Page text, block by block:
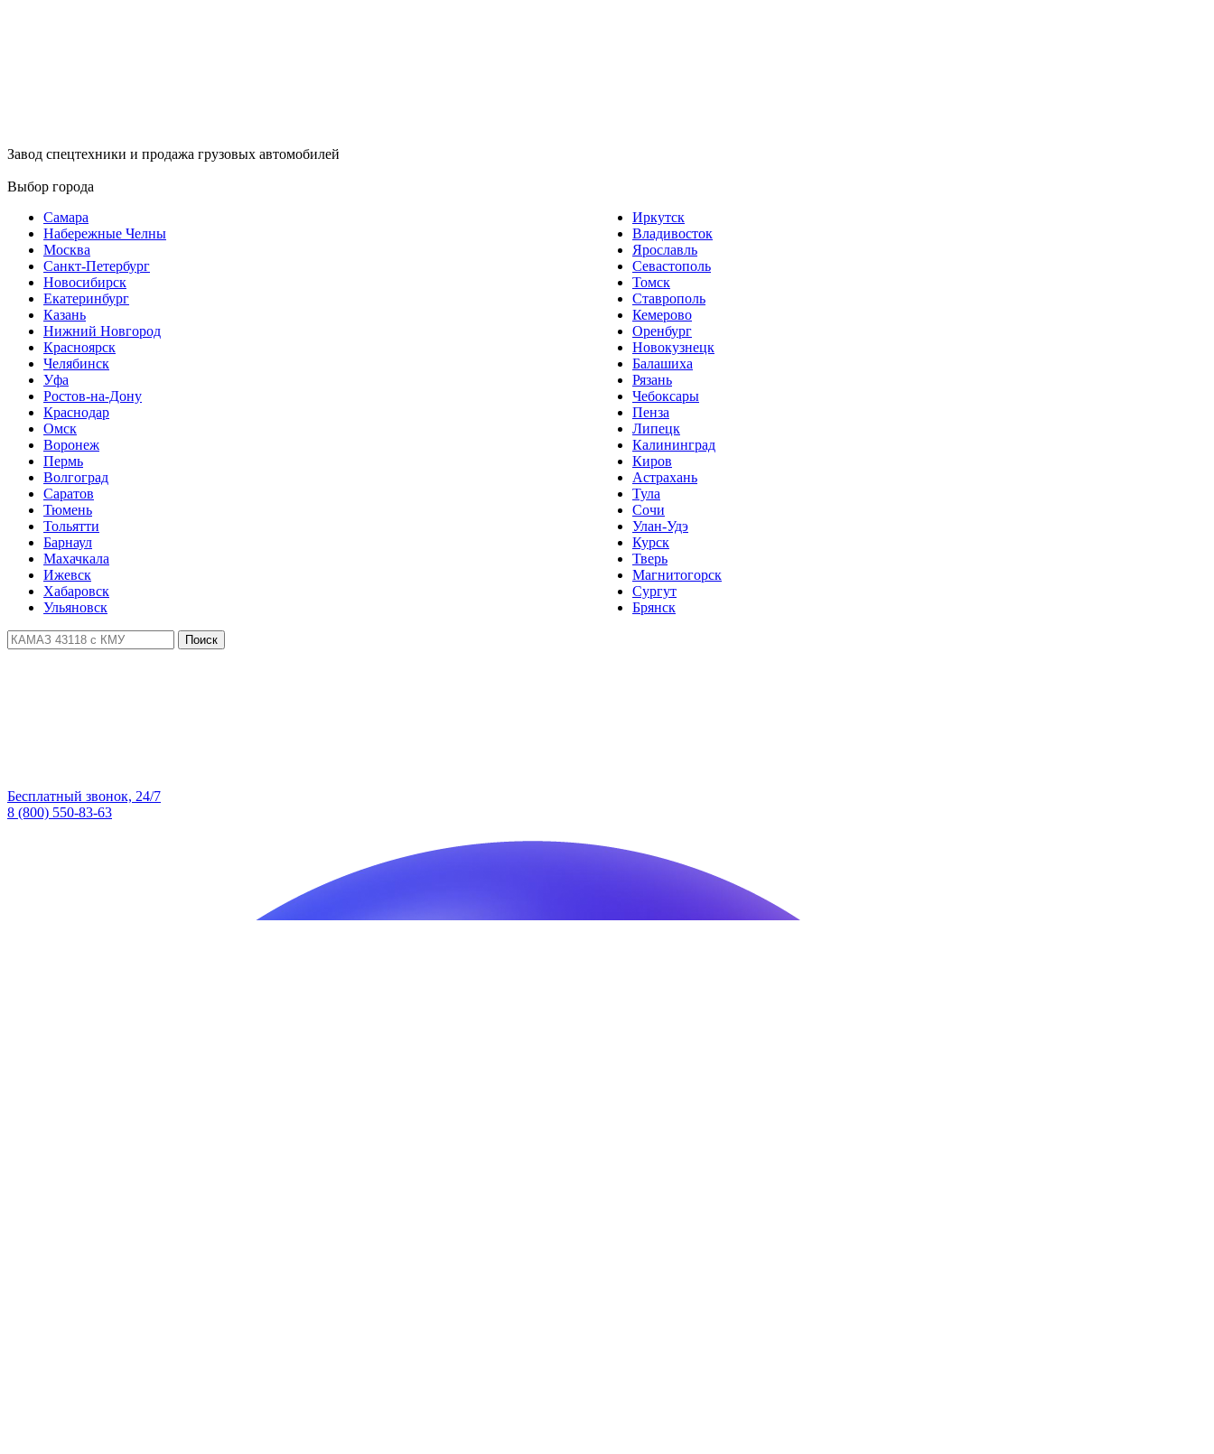
Завод спецтехники и продажа грузовых автомобилей
Выбор города
Самара
Набережные Челны
Москва
Санкт-Петербург
Новосибирск
Екатеринбург
Казань
Нижний Новгород
Красноярск
Челябинск
Уфа
Ростов-на-Дону
Краснодар
Омск
Воронеж
Пермь
Волгоград
Саратов
Тюмень
Тольятти
Барнаул
Махачкала
Ижевск
Хабаровск
Ульяновск
Иркутск
Владивосток
Ярославль
Севастополь
Томск
Ставрополь
Кемерово
Оренбург
Новокузнецк
Балашиха
Рязань
Чебоксары
Пенза
Липецк
Калининград
Киров
Астрахань
Тула
Сочи
Улан-Удэ
Курск
Тверь
Магнитогорск
Сургут
Брянск
Поиск
Бесплатный звонок, 24/7
8 (800) 550-83-63